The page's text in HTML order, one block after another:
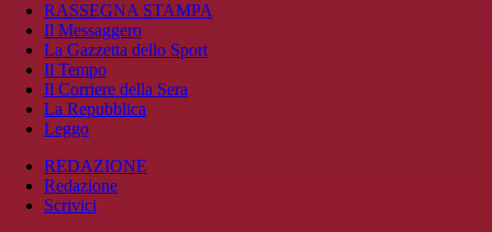
RASSEGNA STAMPA
Il Messaggero
La Gazzetta dello Sport
Il Tempo
Il Corriere della Sera
La Repubblica
Leggo
REDAZIONE
Redazione
Scrivici